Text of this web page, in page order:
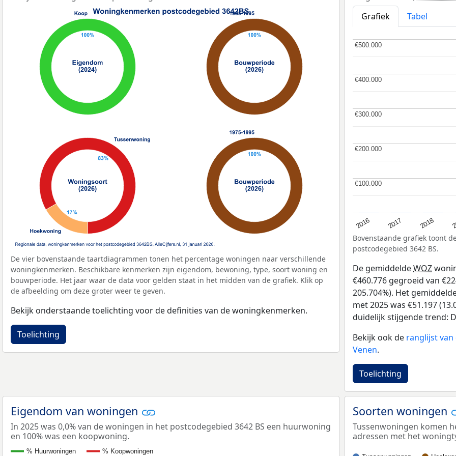
De vier bovenstaande taartdiagrammen tonen het percentage woningen naar verschillende
woningkenmerken. Beschikbare kenmerken zijn eigendom, bewoning, type, soort woning en
bouwperiode. Het jaar waar de data voor gelden staat in het midden van de grafiek. Klik op
de afbeelding om deze groter weer te geven.
Bekijk onderstaande toelichting voor de definities van de woningkenmerken.
Toelichting
Grafiek
Tabel
2016 2017 2018
€100.000
€100.000
€200.000
€200.000
€300.000
€300.000
€400.000
€400.000
€500.000
€500.000
Bovenstaande grafiek toont
postcodegebied 3642 BS.
De gemiddeldeWOZ
€460.776 gegroeid van
205.704%). Het
met 2025 was €51.197
duidelijk stijgende trend:
Bekijk ook de ranglijst
Venen.
Toelichting
Eigendom van woningen
In 2025 was 0,0% van de woningen in het postcodegebied 3642 BS een huurwoning
en 100% was een koopwoning.
% Huurwoningen % Koopwoningen
Soorten woningen
Tussenwoningen komen
adressen met het